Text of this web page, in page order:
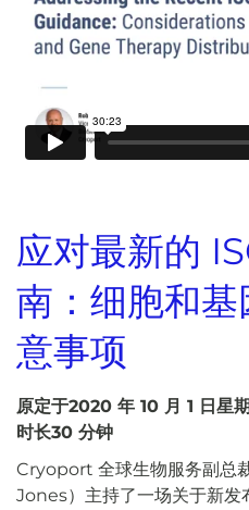
应对最新的
南：细胞和
意事项
原定于2020 年 10 月 1 日星
时长30 分钟
Cryoport 全球生物服务副总
Jones）主持了一场关于新发